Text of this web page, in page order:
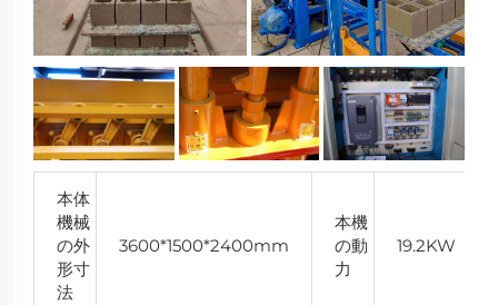
本体
機械
の外
形寸
法
3600*1500*2400mm
本機
の動
力
19.2KW